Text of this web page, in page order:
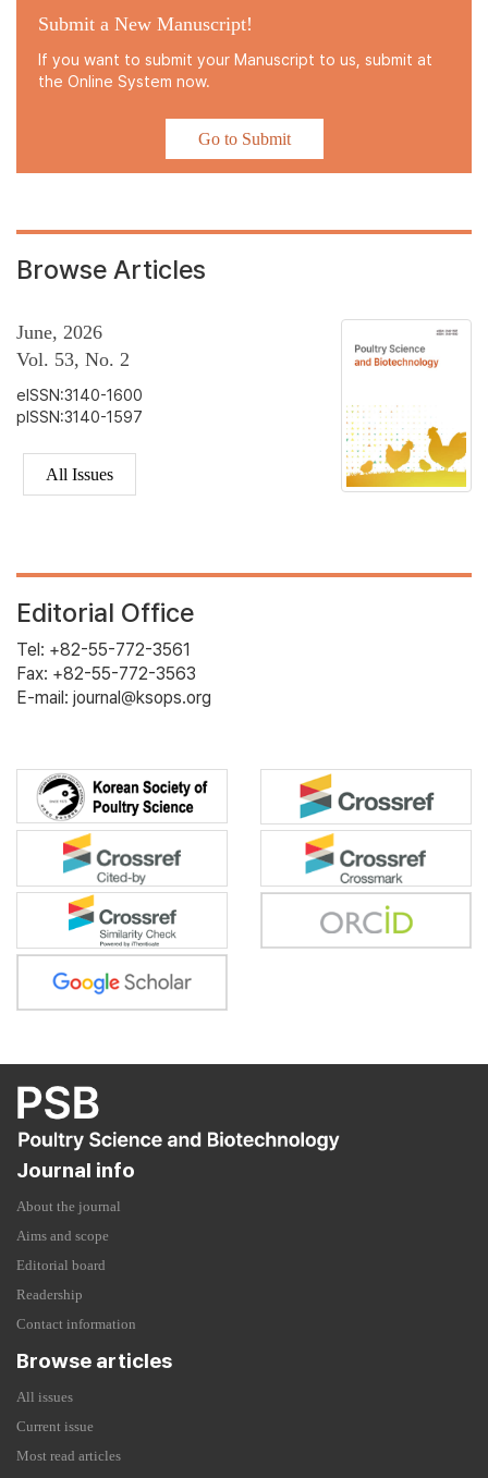
Submit a New Manuscript!
If you want to submit your Manuscript to us, submit at
the Online System now.
Go to Submit
Browse Articles
June, 2026
Vol. 53, No. 2
eISSN:3140-1600
pISSN:3140-1597
All Issues
Editorial Office
Tel: +82-55-772-3561
Fax: +82-55-772-3563
E-mail: journal@ksops.org
Journal info
About the journal
Aims and scope
Editorial board
Readership
Contact information
Browse articles
All issues
Current issue
Most read articles